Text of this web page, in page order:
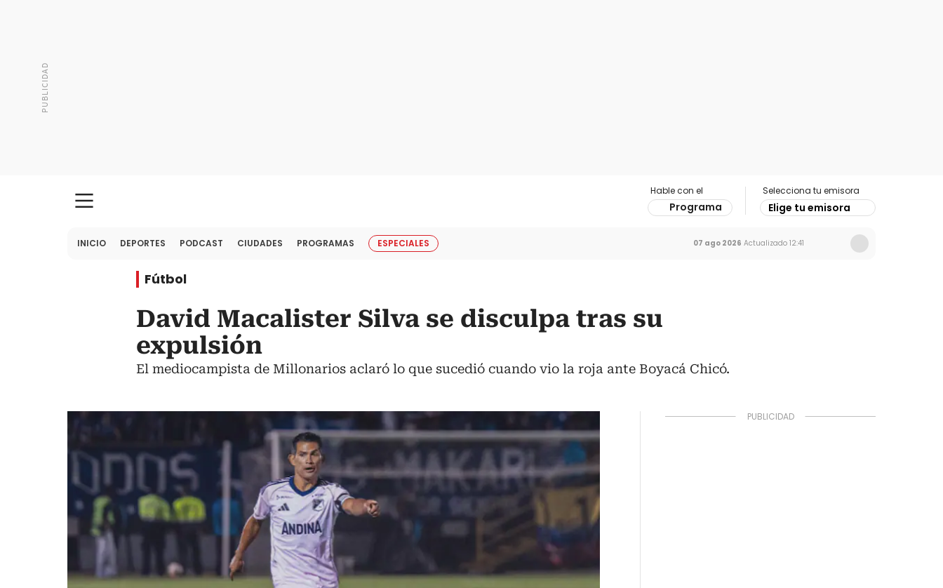
Hable con el
Programa
Selecciona tu emisora
Elige tu emisora
INICIO DEPORTES PODCAST CIUDADES PROGRAMAS ESPECIALES 07 ago 2026 Actualizado 12:41
Fútbol
David Macalister Silva se disculpa tras su
expulsión
El mediocampista de Millonarios aclaró lo que sucedió cuando vio la roja ante Boyacá Chicó.